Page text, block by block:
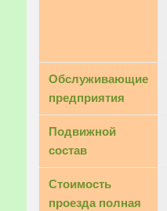
Обслуживающие
предприятия
Подвижной
состав
Стоимость
проезда полная